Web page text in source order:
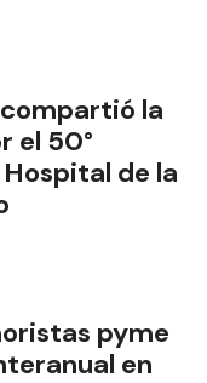
la
el 50°
de la
pyme
en